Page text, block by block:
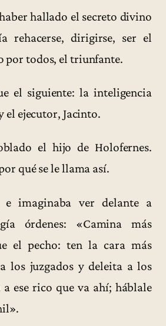
hallado el secreto divino
rehacerse, dirigirse, ser el
por todos, el triunfante.
el siguiente: la inteligencia
el ejecutor, Jacinto.
el hijo de Holofernes.
qué se le llama así.
e imaginaba ver delante a
órdenes: «Camina más
el pecho: ten la cara más
los juzgados y deleita a los
a ese rico que va ahí; háblale